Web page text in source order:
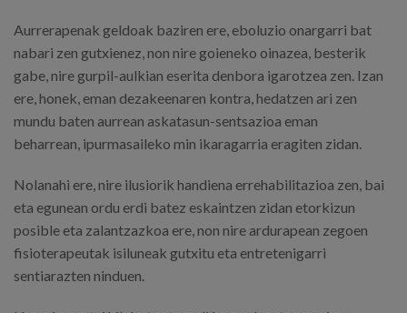
Aurrerapenak geldoak baziren ere, eboluzio onargarri bat
nabari zen gutxienez, non nire goieneko oinazea, besterik
gabe, nire gurpil-aulkian eserita denbora igarotzea zen. Izan
ere, honek, eman dezakeenaren kontra, hedatzen ari zen
mundu baten aurrean askatasun-sentsazioa eman
beharrean, ipurmasaileko min ikaragarria eragiten zidan.
Nolanahi ere, nire ilusiorik handiena errehabilitazioa zen, bai
eta egunean ordu erdi batez eskaintzen zidan etorkizun
posible eta zalantzazkoa ere, non nire ardurapean zegoen
fisioterapeutak isiluneak gutxitu eta entretenigarri
sentiarazten ninduen.